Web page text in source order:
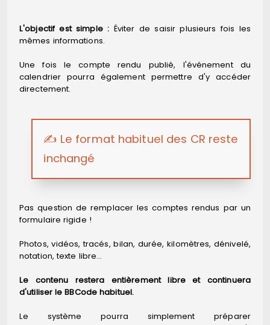
L'objectif est simple : Éviter de saisir plusieurs fois les
mêmes informations.
Une fois le compte rendu publié, l'événement du
calendrier pourra également permettre d'y accéder
directement.
✍️ Le format habituel des CR reste
inchangé
Pas question de remplacer les comptes rendus par un
formulaire rigide !
Photos, vidéos, tracés, bilan, durée, kilomètres, dénivelé,
notation, texte libre…
Le contenu restera entièrement libre et continuera
d'utiliser le BBCode habituel.
Le système pourra simplement préparer